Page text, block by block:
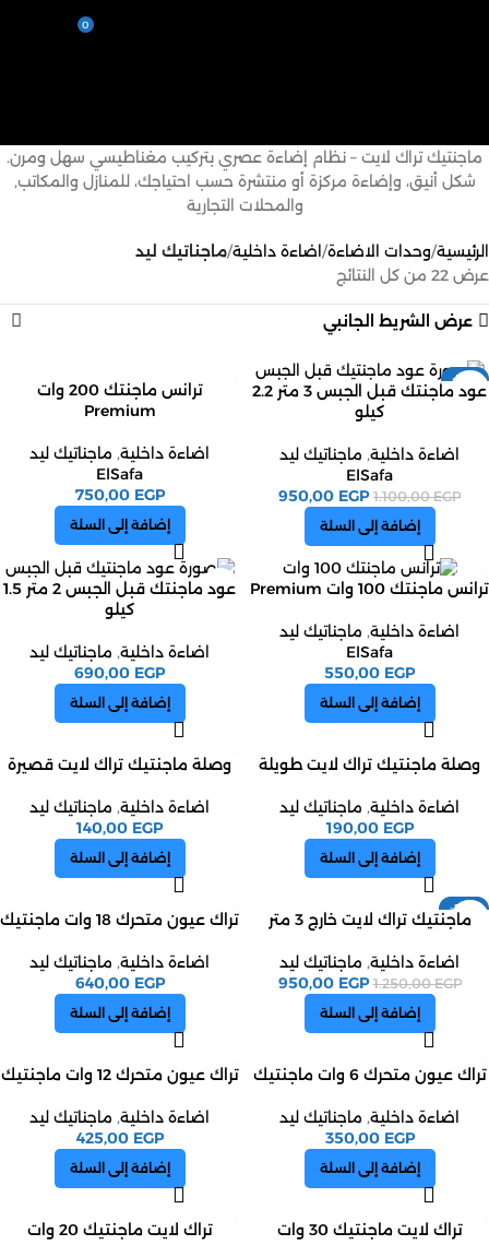
0
ماجنتيك تراك لايت – نظام إضاءة عصري بتركيب مغناطيسي سهل ومرن.
شكل أنيق، وإضاءة مركزة أو منتشرة حسب احتياجك، للمنازل والمكاتب,
والمحلات التجارية
الرئيسية وحدات الاضاءة اضاءة داخلية ماجناتيك ليد
عرض ⁦22⁩ من كل النتائج
عرض الشريط الجانبي
-14%
عود ماجنتك قبل الجبس 3 متر 2.2
كيلو
اضاءة داخلية, ماجناتيك ليد
ElSafa
1.100,00EGP
950,00 EGP
إضافة إلى السلة
ترانس ماجنتك 200 وات
Premium
اضاءة داخلية, ماجناتيك ليد
ElSafa
750,00 EGP
إضافة إلى السلة
ترانس ماجنتك 100 وات Premium
اضاءة داخلية, ماجناتيك ليد
ElSafa
550,00 EGP
إضافة إلى السلة
عود ماجنتك قبل الجبس 2 متر 1.5
كيلو
اضاءة داخلية, ماجناتيك ليد
690,00 EGP
إضافة إلى السلة
وصلة ماجنتيك تراك لايت طويلة
اضاءة داخلية, ماجناتيك ليد
190,00 EGP
إضافة إلى السلة
وصلة ماجنتيك تراك لايت قصيرة
اضاءة داخلية, ماجناتيك ليد
140,00 EGP
إضافة إلى السلة
-24%
ماجنتيك تراك لايت خارج 3 متر
اضاءة داخلية, ماجناتيك ليد
1.250,00EGP
950,00 EGP
إضافة إلى السلة
تراك عيون متحرك 18 وات ماجنتيك
اضاءة داخلية, ماجناتيك ليد
640,00 EGP
إضافة إلى السلة
تراك عيون متحرك 6 وات ماجنتيك
اضاءة داخلية, ماجناتيك ليد
350,00 EGP
إضافة إلى السلة
تراك عيون متحرك 12 وات ماجنتيك
اضاءة داخلية, ماجناتيك ليد
425,00 EGP
إضافة إلى السلة
تراك لايت ماجنتيك 30 وات تراك لايت ماجنتيك 20 وات